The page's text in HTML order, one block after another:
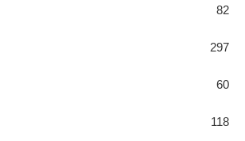
82
297
60
118